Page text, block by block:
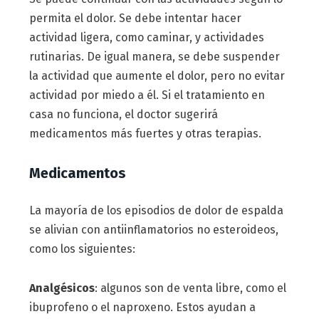
permita el dolor. Se debe intentar hacer
actividad ligera, como caminar, y actividades
rutinarias. De igual manera, se debe suspender
la actividad que aumente el dolor, pero no evitar
actividad por miedo a él. Si el tratamiento en
casa no funciona, el doctor sugerirá
medicamentos más fuertes y otras terapias.
Medicamentos
La mayoría de los episodios de dolor de espalda
se alivian con antiinflamatorios no esteroideos,
como los siguientes:
Analgésicos: algunos son de venta libre, como el
ibuprofeno o el naproxeno. Estos ayudan a